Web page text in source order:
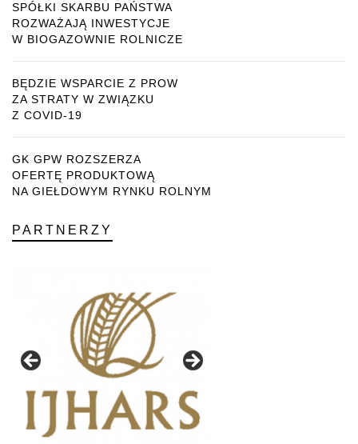
SPÓŁKI SKARBU PAŃSTWA
ROZWAŻAJĄ INWESTYCJE
W BIOGAZOWNIE ROLNICZE
BĘDZIE WSPARCIE Z PROW
ZA STRATY W ZWIĄZKU
Z COVID-19
GK GPW ROZSZERZA
OFERTĘ PRODUKTOWĄ
NA GIEŁDOWYM RYNKU ROLNYM
PARTNERZY